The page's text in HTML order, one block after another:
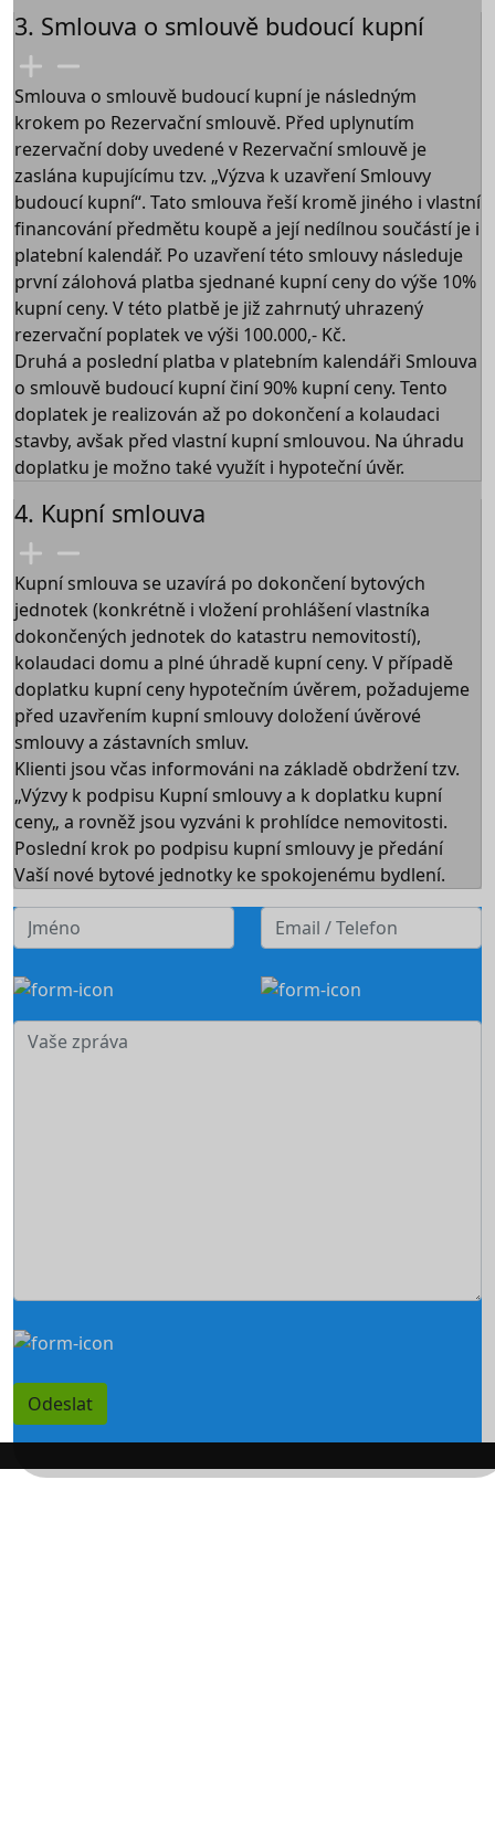
3. Smlouva o smlouvě budoucí kupní
Smlouva o smlouvě budoucí kupní je následným
krokem po Rezervační smlouvě. Před uplynutím
rezervační doby uvedené v Rezervační smlouvě je
zaslána kupujícímu tzv. „Výzva k uzavření Smlouvy
budoucí kupní“. Tato smlouva řeší kromě jiného i vlastní
financování předmětu koupě a její nedílnou součástí je i
platební kalendář. Po uzavření této smlouvy následuje
první zálohová platba sjednané kupní ceny do výše 10%
kupní ceny. V této platbě je již zahrnutý uhrazený
rezervační poplatek ve výši 100.000,- Kč.
Druhá a poslední platba v platebním kalendáři Smlouva
o smlouvě budoucí kupní činí 90% kupní ceny. Tento
doplatek je realizován až po dokončení a kolaudaci
stavby, avšak před vlastní kupní smlouvou. Na úhradu
doplatku je možno také využít i hypoteční úvěr.
4. Kupní smlouva
Kupní smlouva se uzavírá po dokončení bytových
jednotek (konkrétně i vložení prohlášení vlastníka
dokončených jednotek do katastru nemovitostí),
kolaudaci domu a plné úhradě kupní ceny. V případě
doplatku kupní ceny hypotečním úvěrem, požadujeme
před uzavřením kupní smlouvy doložení úvěrové
smlouvy a zástavních smluv.
Klienti jsou včas informováni na základě obdržení tzv.
„Výzvy k podpisu Kupní smlouvy a k doplatku kupní
ceny„ a rovněž jsou vyzváni k prohlídce nemovitosti.
Poslední krok po podpisu kupní smlouvy je předání
Vaší nové bytové jednotky ke spokojenému bydlení.